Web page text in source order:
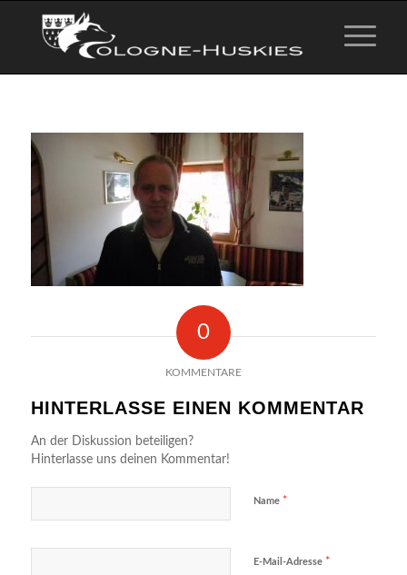
0
KOMMENTARE
HINTERLASSE EINEN KOMMENTAR
An der Diskussion beteiligen?
Hinterlasse uns deinen Kommentar!
Name *
E-Mail-Adresse *